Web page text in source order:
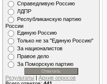
Справедливую Россию
ЛДПР
Республиканскую партию
России
Единую Россию
Только не за "Единую Россию"
За националистов
Правое дело
За Поморскую партию
Результаты | Архив опросов